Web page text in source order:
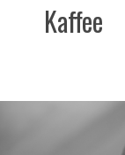
Kaffee